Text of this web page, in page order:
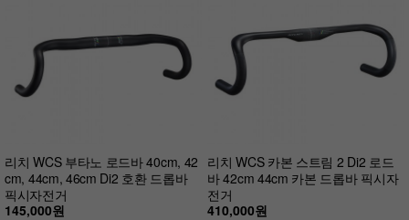
리치 WCS 부타노 로드바 40cm, 42
cm, 44cm, 46cm Di2 호환 드롭바
픽시자전거
145,000원
리치 WCS 카본 스트림 2 Di2 로드
바 42cm 44cm 카본 드롭바 픽시자
전거
410,000원